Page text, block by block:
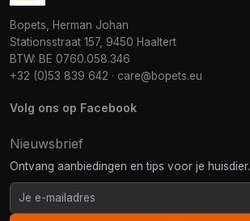
Bopets, Herman Johan
Stationsstraat 157, 9450 Haaltert
BTW: BE 0760.058.346
+32 (0)53 839 642 · care@bopets.eu
Volg ons op Facebook
Nieuwsbrief
Ontvang aanbiedingen en tips voor je huisdier.